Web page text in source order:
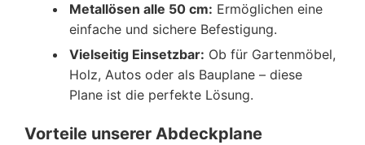
Metallösen alle 50 cm: Ermöglichen eine
einfache und sichere Befestigung.
Vielseitig Einsetzbar: Ob für Gartenmöbel,
Holz, Autos oder als Bauplane – diese
Plane ist die perfekte Lösung.
Vorteile unserer Abdeckplane